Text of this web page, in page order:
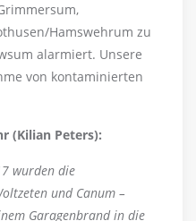
Hamswehrum zu
alarmiert. Unsere
von kontaminierten
(Kilian Peters):
wurden die
und Canum –
Garagenbrand in die